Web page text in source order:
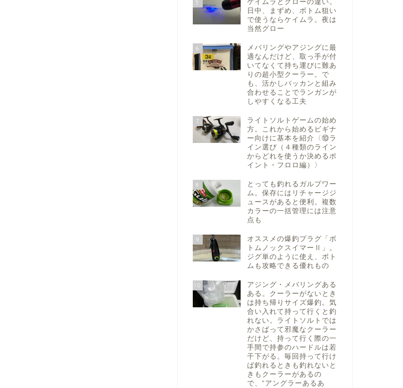
5
ケイムラとグローの違い。
日中、まずめ、ボトム狙い
で使うならケイムラ。夜は
当然グロー
6
メバリングやアジングに最
適なんだけど、取っ手が付
いてなくて持ち運びに難あ
りの超小型クーラー。で
も、活かしバッカンと組み
合わせることでランガンが
しやすくなる工夫
7
ライトソルトゲームの始め
方。これから始めるビギナ
ー向けに基本を紹介〈⑩ラ
イン選び（４種類のライン
からどれを使うか決めるポ
イント・フロロ編）〉
8
とっても釣れるガルプワー
ム。保存にはリチャージジ
ュースがあると便利。複数
カラーの一括管理には注意
点も
9
オススメの爆釣プラグ「ボ
トムノックスイマーⅡ」。
ジグ単のように使え、ボト
ムも攻略できる優れもの
10
アジング・メバリングある
ある。クーラーがないとき
は持ち帰りサイズ爆釣。気
合い入れて持って行くと釣
れない。ライトソルトでは
かさばって邪魔なクーラー
だけど、持って行く際の一
手間で持参のハードルは若
干下がる。毎回持って行け
ば釣れるときも釣れないと
きもクーラーがあるの
で、“アングラーあるあ